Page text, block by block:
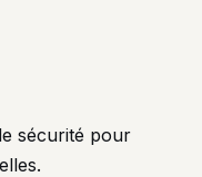
sécurité pour